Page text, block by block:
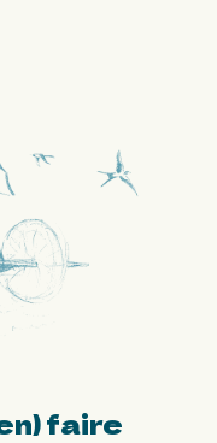
faire